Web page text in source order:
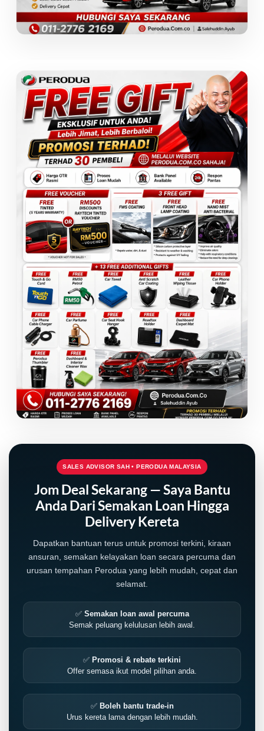
SALES ADVISOR SAH • PERODUA MALAYSIA
Jom Deal Sekarang — Saya Bantu
Anda Dari Semakan Loan Hingga
Delivery Kereta
Dapatkan bantuan terus untuk promosi terkini, kiraan
ansuran, semakan kelayakan loan secara percuma dan
urusan tempahan Perodua yang lebih mudah, cepat dan
selamat.
✅ Semakan loan awal percuma
Semak peluang kelulusan lebih awal.
✅ Promosi & rebate terkini
Offer semasa ikut model pilihan anda.
✅ Boleh bantu trade-in
Urus kereta lama dengan lebih mudah.